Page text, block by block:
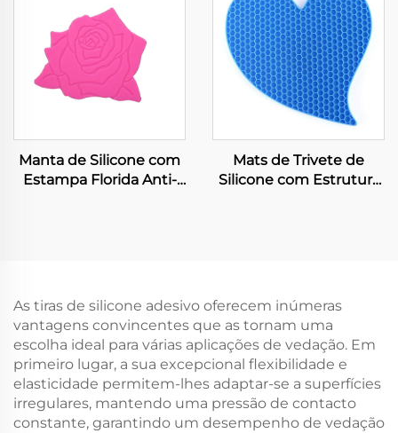
Alimentício
Transparente Bomba
Peristáltica Tubo de
Silicone
Manta de Silicone com
Estampa Florida Anti-
Mats de Trivete de
Silicone com Estrutura
As tiras de silicone adesivo oferecem inúmeras
vantagens convincentes que as tornam uma
escolha ideal para várias aplicações de vedação. Em
primeiro lugar, a sua excepcional flexibilidade e
elasticidade permitem-lhes adaptar-se a superfícies
irregulares, mantendo uma pressão de contacto
constante, garantindo um desempenho de vedação